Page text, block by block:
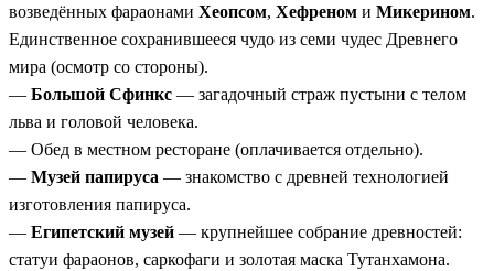
возведённых фараонами Хеопсом, Хефреном и Микерином.
Единственное сохранившееся чудо из семи чудес Древнего
мира (осмотр со стороны).
— Большой Сфинкс — загадочный страж пустыни с телом
льва и головой человека.
— Обед в местном ресторане (оплачивается отдельно).
— Музей папируса — знакомство с древней технологией
изготовления папируса.
— Египетский музей — крупнейшее собрание древностей:
статуи фараонов, саркофаги и золотая маска Тутанхамона.